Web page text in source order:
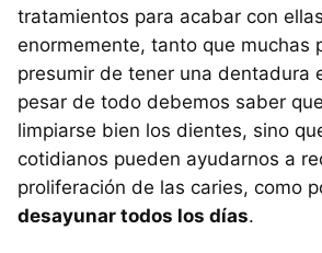
tratamientos para acabar con
enormemente, tanto que muchas
presumir de tener una dentadura
pesar de todo debemos saber
limpiarse bien los dientes, sino
cotidianos pueden ayudarnos a
proliferación de las caries, como
desayunar todos los días.